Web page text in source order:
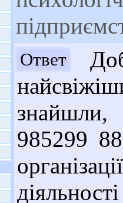
Ответ
985299